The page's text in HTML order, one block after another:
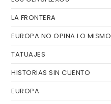
LA FRONTERA
EUROPA NO OPINA LO MISMO
TATUAJES
HISTORIAS SIN CUENTO
EUROPA